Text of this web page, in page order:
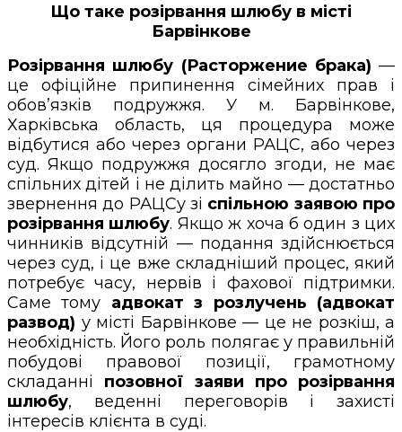
Що таке розірвання шлюбу в місті
Барвінкове
Розірвання шлюбу (Расторжение брака) —
це офіційне припинення сімейних прав і
обов’язків подружжя. У м. Барвінкове,
Харківська область, ця процедура може
відбутися або через органи РАЦС, або через
суд. Якщо подружжя досягло згоди, не має
спільних дітей і не ділить майно — достатньо
звернення до РАЦСу зі спільною заявою про
розірвання шлюбу. Якщо ж хоча б один з цих
чинників відсутній — подання здійснюється
через суд, і це вже складніший процес, який
потребує часу, нервів і фахової підтримки.
Саме тому адвокат з розлучень (адвокат
развод) у місті Барвінкове — це не розкіш, а
необхідність. Його роль полягає у правильній
побудові правової позиції, грамотному
складанні позовної заяви про розірвання
шлюбу, веденні переговорів і захисті
інтересів клієнта в суді.